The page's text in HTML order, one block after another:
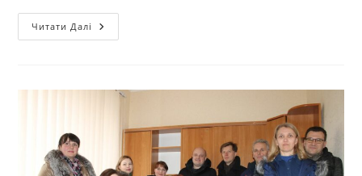
Читати Далі ОБГОВОРЕННЯ
ОСВІТНЬО-
«КОНСТРУЮВАННЯ
ШВЕЙНИХ
ПРЕДСТАВНИКАМИ